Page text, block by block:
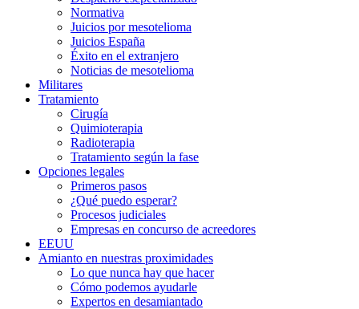
Normativa
Juicios por mesotelioma
Juicios España
Éxito en el extranjero
Noticias de mesotelioma
Militares
Tratamiento
Cirugía
Quimioterapia
Radioterapia
Tratamiento según la fase
Opciones legales
Primeros pasos
¿Qué puedo esperar?
Procesos judiciales
Empresas en concurso de acreedores
EEUU
Amianto en nuestras proximidades
Lo que nunca hay que hacer
Cómo podemos ayudarle
Expertos en desamiantado